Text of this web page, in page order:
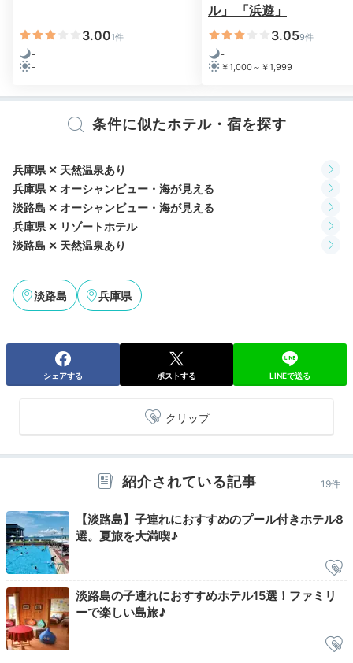
3.001件
-
-
ル」 「浜遊」
3.059件
-
￥1,000～￥1,999
条件に似たホテル・宿を探す
兵庫県 ✕ 天然温泉あり
兵庫県 ✕ オーシャンビュー・海が見える
淡路島 ✕ オーシャンビュー・海が見える
兵庫県 ✕ リゾートホテル
淡路島 ✕ 天然温泉あり
淡路島 兵庫県
シェアする ポストする LINEで送る
クリップ
紹介されている記事 19件
【淡路島】子連れにおすすめのプール付きホテル8
選。夏旅を大満喫♪
淡路島の子連れにおすすめホテル15選！ファミリ
ーで楽しい島旅♪